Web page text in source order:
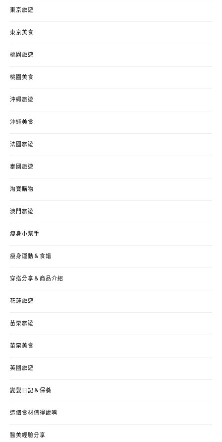
東京旅遊
東京美食
桃園旅遊
桃園美食
沖繩旅遊
沖繩美食
法國旅遊
泰國旅遊
淘寶購物
澳門旅遊
瘦身小幫手
瘦身運動＆食譜
穿搭分享＆商品介紹
花蓮旅遊
苗栗旅遊
苗栗美食
英國旅遊
變髮日記＆保養
這個食材值得說嘴
醫美經驗分享